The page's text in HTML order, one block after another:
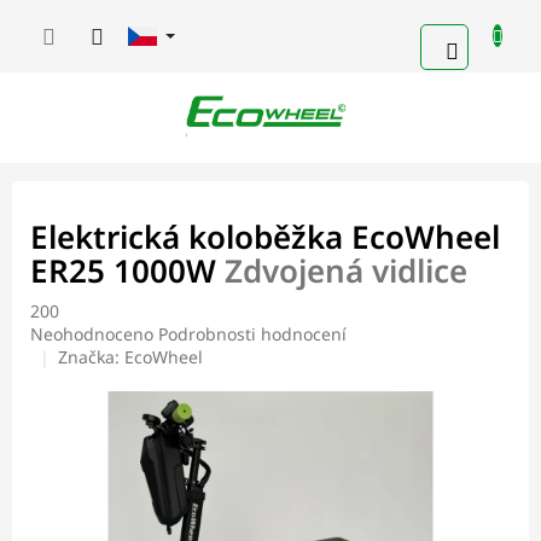
KOŠÍK
Elektrická koloběžka EcoWheel
ER25 1000WZdvojená vidlice
200
Průměrné
hodnocení
Neohodnoceno Podrobnosti hodnocení
Značka: EcoWheel